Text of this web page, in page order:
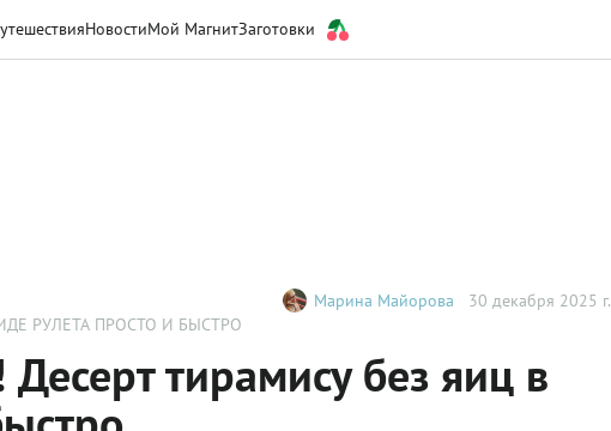
НовостиМой МагнитЗаготовки
РУЛЕТА ПРОСТО И БЫСТРО
Марина Майорова 30 декабря 2025 г.
тирамису без яиц в